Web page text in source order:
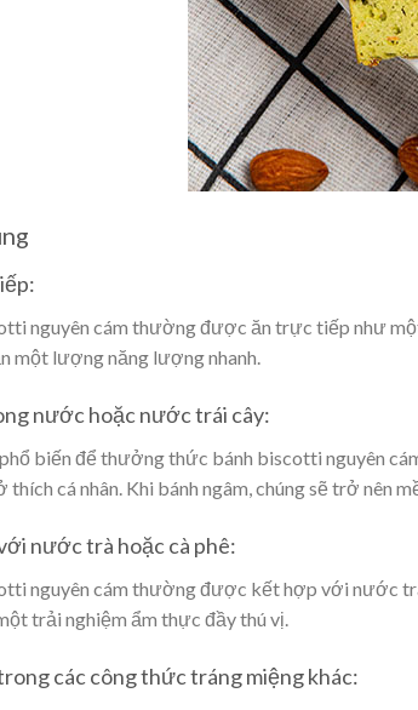
nguyên cám thường được ăn trực tiếp như
một lượng năng lượng nhanh.
nước hoặc nước trái cây:
biến để thưởng thức bánh biscotti nguyên
thích cá nhân. Khi bánh ngâm, chúng sẽ trở nên
nước trà hoặc cà phê:
nguyên cám thường được kết hợp với nước
trải nghiệm ẩm thực đầy thú vị.
các công thức tráng miệng khác: